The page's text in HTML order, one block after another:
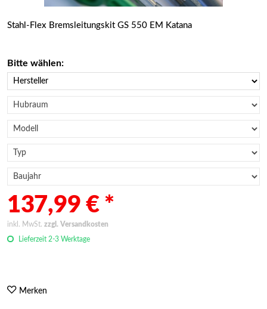
Stahl-Flex Bremsleitungskit GS 550 EM Katana
Bitte wählen:
137,99 € *
inkl. MwSt. zzgl. Versandkosten
Lieferzeit 2-3 Werktage
Merken